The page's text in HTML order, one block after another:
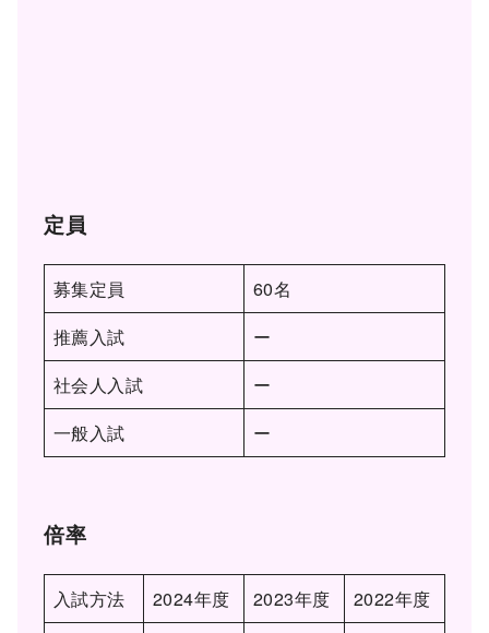
定員
募集定員
60名
推薦入試
ー
社会人入試
ー
一般入試
ー
倍率
入試方法 2024年度 2023年度
2022年度